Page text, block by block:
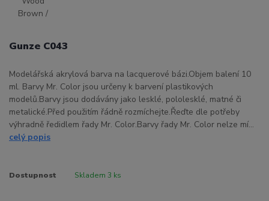
Gunze C043
Modelářská akrylová barva na lacquerové bázi.Objem balení 10
ml. Barvy Mr. Color jsou určeny k barvení plastikových
modelů.Barvy jsou dodávány jako lesklé, pololesklé, matné či
metalické.Před použitím řádně rozmíchejte.Řeďte dle potřeby
výhradně ředidlem řady Mr. Color.Barvy řady Mr. Color nelze mí...
celý popis
Dostupnost Skladem 3 ks